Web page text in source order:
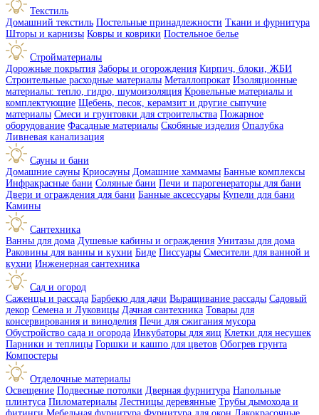
Текстиль
Домашний текстиль Постельные принадлежности Ткани и фурнитура
Шторы и карнизы Ковры и коврики Постельное белье
Стройматериалы
Дорожные покрытия Заборы и огорождения Кирпич, блоки, ЖБИ
Строительные расходные материалы Металлопрокат Изоляционные
материалы: тепло, гидро, шумоизоляция Кровельные материалы и
комплектующие Щебень, песок, керамзит и другие сыпучие
материалы Смеси и грунтовки для строительства Пожарное
оборудование Фасадные материалы Скобяные изделия Опалубка
Ливневая канализация
Сауны и бани
Домашние сауны Криосауны Домашние хаммамы Банные комплексы
Инфракрасные бани Соляные бани Печи и парогенераторы для бани
Двери и ограждения для бани Банные аксессуары Купели для бани
Камины
Сантехника
Ванны для дома Душевые кабины и ограждения Унитазы для дома
Раковины для ванны и кухни Биде Писсуары Смесители для ванной и
кухни Инженерная сантехника
Сад и огород
Саженцы и рассада Барбекю для дачи Выращивание рассады Садовый
декор Семена и Луковицы Дачная сантехника Товары для
консервирования и виноделия Печи для сжигания мусора
Обустройство сада и огорода Инкубаторы для яиц Клетки для несушек
Парники и теплицы Горшки и кашпо для цветов Обогрев грунта
Компостеры
Отделочные материалы
Освещение Подвесные потолки Дверная фурнитура Напольные
плинтуса Пиломатериалы Лестницы деревянные Трубы дымохода и